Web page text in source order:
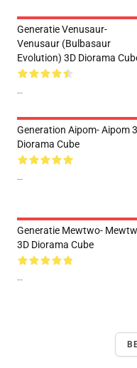
Generatie Venusaur-
Venusaur (Bulbasaur
Evolution) 3D Diorama
--
Generation Aipom- Aipom
Diorama Cube
--
Generatie Mewtwo-
3D Diorama Cube
--